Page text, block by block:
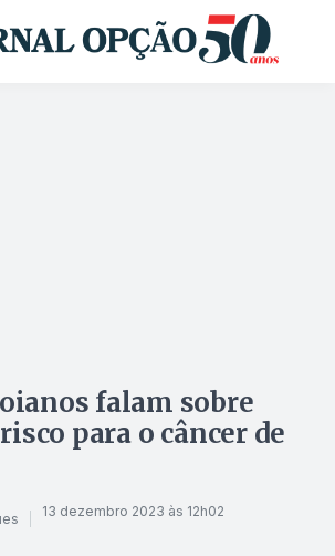
falam sobre
para o câncer de
13 dezembro 2023 às 12h02